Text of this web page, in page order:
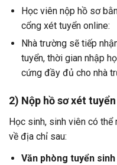
Học viên nộp hồ sơ
cổng xét tuyển online:
Nhà trường sẽ tiếp
tuyển, thời gian nhập
cứng đầy đủ cho nhà
2) Nộp hồ sơ xét
Học sinh, sinh viên có
về địa chỉ sau:
Văn phòng tuyển